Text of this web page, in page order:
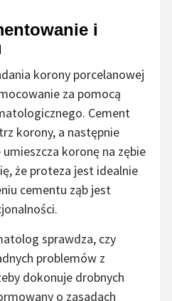
i
korony porcelanowej
za pomocą
Cement
korony, a następnie
koronę na zębie
że proteza jest idealnie
cementu ząb jest
sprawdza, czy
problemów z
dokonuje drobnych
o zasadach